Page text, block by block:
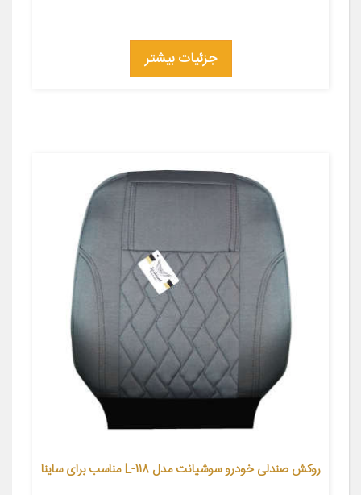
جزئیات بیشتر
روکش صندلی خودرو سوشیانت مدل L-118 مناسب برای ساینا